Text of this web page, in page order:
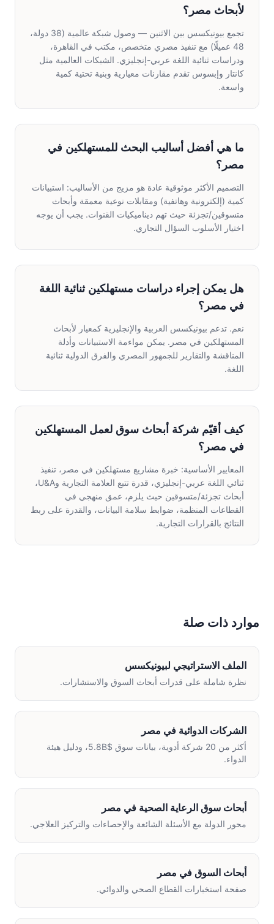
لأبحاث مصر؟
تجمع بيونيكسس بين الاثنين — وصول شبكة عالمية (38 دولة،
48 عميلًا) مع تنفيذ مصري متخصص، مكتب في القاهرة،
ودراسات ثنائية اللغة عربي-إنجليزي. الشبكات العالمية مثل
كانتار وإبسوس تقدم مقارنات معيارية وبنية تحتية كمية
واسعة.
ما هي أفضل أساليب البحث للمستهلكين في
مصر؟
التصميم الأكثر موثوقية عادة هو مزيج من الأساليب: استبيانات
كمية (إلكترونية وهاتفية) ومقابلات نوعية معمقة وأبحاث
متسوقين/تجزئة حيث تهم ديناميكيات القنوات. يجب أن يوجه
اختيار الأسلوب السؤال التجاري.
هل يمكن إجراء دراسات مستهلكين ثنائية اللغة
في مصر؟
نعم. تدعم بيونيكسس العربية والإنجليزية كمعيار لأبحاث
المستهلكين في مصر. يمكن مواءمة الاستبيانات وأدلة
المناقشة والتقارير للجمهور المصري والفرق الدولية ثنائية
اللغة.
كيف أقيّم شركة أبحاث سوق لعمل المستهلكين
في مصر؟
المعايير الأساسية: خبرة مشاريع مستهلكين في مصر، تنفيذ
ثنائي اللغة عربي-إنجليزي، قدرة تتبع العلامة التجارية وU&A،
أبحاث تجزئة/متسوقين حيث يلزم، عمق منهجي في
القطاعات المنظمة، ضوابط سلامة البيانات، والقدرة على ربط
النتائج بالقرارات التجارية.
موارد ذات صلة
الملف الاستراتيجي لبيونيكسس
نظرة شاملة على قدرات أبحاث السوق والاستشارات.
الشركات الدوائية في مصر
أكثر من 20 شركة أدوية، بيانات سوق $5.8B، ودليل هيئة
الدواء.
أبحاث سوق الرعاية الصحية في مصر
محور الدولة مع الأسئلة الشائعة والإحصاءات والتركيز العلاجي.
أبحاث السوق في مصر
صفحة استخبارات القطاع الصحي والدوائي.